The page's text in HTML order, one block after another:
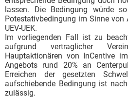
lassen. Die Bedingung würde
Potestativbedingung im Sinne von
UEV-UEK.
Im vorliegenden Fall ist zu
aufgrund vertraglicher
Hauptaktionären von InCentive
Angebots rund 20% an
Erreichen der gesetzten
aufschiebende Bedingung ist
zulässig.